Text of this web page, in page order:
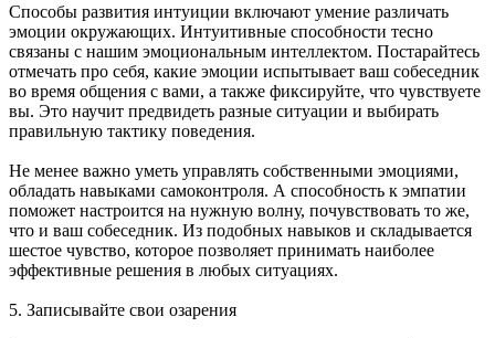
Способы развития интуиции включают умение различать
эмоции окружающих. Интуитивные способности тесно
связаны с нашим эмоциональным интеллектом. Постарайтесь
отмечать про себя, какие эмоции испытывает ваш собеседник
во время общения с вами, а также фиксируйте, что чувствуете
вы. Это научит предвидеть разные ситуации и выбирать
правильную тактику поведения.
Не менее важно уметь управлять собственными эмоциями,
обладать навыками самоконтроля. А способность к эмпатии
поможет настроится на нужную волну, почувствовать то же,
что и ваш собеседник. Из подобных навыков и складывается
шестое чувство, которое позволяет принимать наиболее
эффективные решения в любых ситуациях.
5. Записывайте свои озарения